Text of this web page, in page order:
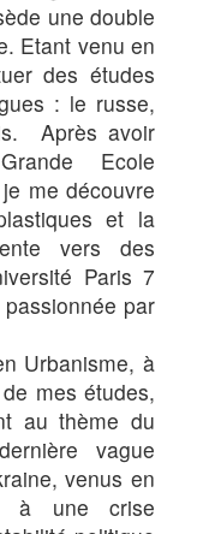
une double
Etant venu en
des études
: le russe,
Après avoir
Ecole
me découvre
et la
vers des
Paris 7
par
Urbanisme, à
mes études,
au thème du
vague
venus en
à une crise